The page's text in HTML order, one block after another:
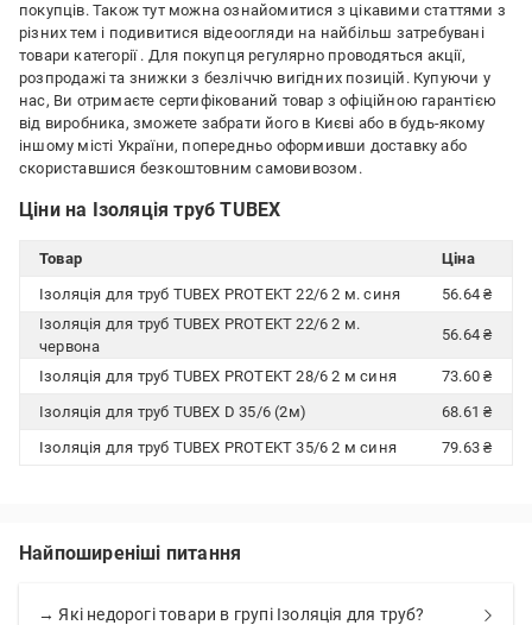
покупців. Також тут можна ознайомитися з цікавими статтями з
різних тем і подивитися відеоогляди на найбільш затребувані
товари категорії . Для покупця регулярно проводяться акції,
розпродажі та знижки з безліччю вигідних позицій. Купуючи у
нас, Ви отримаєте сертифікований товар з офіційною гарантією
від виробника, зможете забрати його в Києві або в будь-якому
іншому місті України, попередньо оформивши доставку або
скориставшися безкоштовним самовивозом.
Ціни на Ізоляція труб TUBEX
Товар
Ціна
Ізоляція для труб TUBEX PROTEKT 22/6 2 м. синя
56.64 ₴
Ізоляція для труб TUBEX PROTEKT 22/6 2 м.
червона
56.64 ₴
Ізоляція для труб TUBEX PROTEKT 28/6 2 м синя
73.60 ₴
Ізоляція для труб TUBEX D 35/6 (2м)
68.61 ₴
Ізоляція для труб TUBEX PROTEKT 35/6 2 м синя
79.63 ₴
Найпоширеніші питання
→ Які недорогі товари в групі Ізоляція для труб?